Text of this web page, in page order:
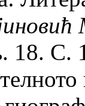
18. С.